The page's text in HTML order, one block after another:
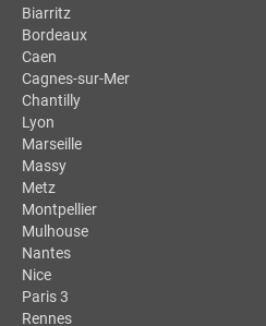
Biarritz
Bordeaux
Caen
Cagnes-sur-Mer
Chantilly
Lyon
Marseille
Massy
Metz
Montpellier
Mulhouse
Nantes
Nice
Paris 3
Rennes